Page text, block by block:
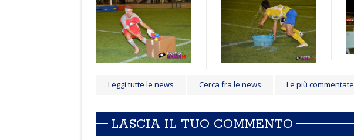
Leggi tutte le news Cerca fra le news Le più commentate
LASCIA IL TUO COMMENTO